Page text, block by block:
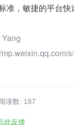
准，敏捷的平台快
读数: 187
此反馈